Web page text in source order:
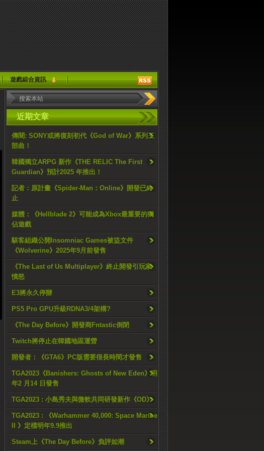
遊戲綜合資訊
近期文章
傳聞: SONY或將復刻初代《God of War》系列三
部曲！
韓國獨立ARPG 新作《THE RELIC The First
Guardian》預計2025 年推出！
記者：原計畫《Spider-Man：Online》開發已終
止
媒體：《Hellblade 2》可能成為Xbox最重要的獨
佔遊戲
駭客組織公開Insomniac Games被盜文件
《Wolverine》2025年9月前發售
《The Last of Us Multiplayer》終止開發引玩家
憤怒
E3將永久停辦
PS5 Pro GPU升級RDNA3/4架構?
《The Day Before》開發商Fntastic倒閉
Twitch將停止在韓國地區運營
開發者：《GTA6》PC版需要很長時間才發售
TGA2023《Banishers: Ghosts of New Eden》明
年2 月14 日發售
TGA2023 : 小島秀夫與微軟共同研發新作《OD》
TGA2023 : 《Warhammer 40,000: Space Marine
II 》定檔明年9.9推出
Steam上《The Day Before》負評如潮